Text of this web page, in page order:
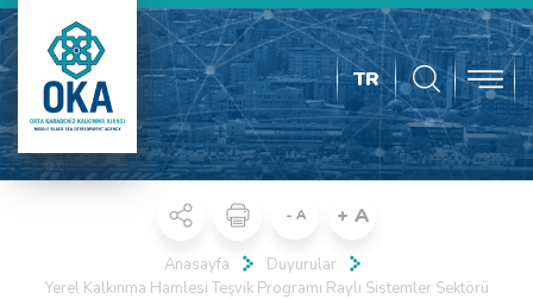
TR
- A + A
Anasayfa
Duyurular
Yerel Kalkınma Hamlesi Teşvik Programı Raylı Sistemler Sektörü